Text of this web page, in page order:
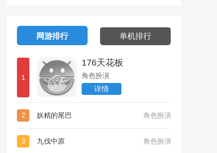
网游排行 单机排行
1
176天花板
角色扮演
详情
2 妖精的尾巴 角色扮演
3 九伐中原 角色扮演